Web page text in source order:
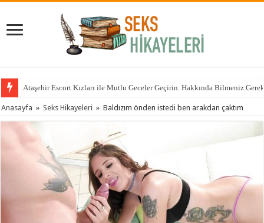
Ataşehir Escort Kızları ile Mutlu Geceler Geçirin. Hakkında Bilmeniz
Anasayfa » Seks Hikayeleri » Baldızım önden istedi ben arakdan çaktım